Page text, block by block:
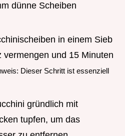
dünne Scheiben
in einem Sieb
vermengen und 15 Minuten
Dieser Schritt ist essenziell
gründlich mit
tupfen, um das